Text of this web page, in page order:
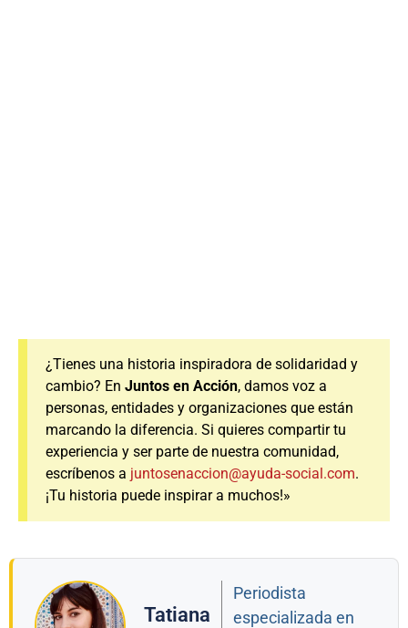
¿Tienes una historia inspiradora de solidaridad y
cambio? En Juntos en Acción, damos voz a
personas, entidades y organizaciones que están
marcando la diferencia. Si quieres compartir tu
experiencia y ser parte de nuestra comunidad,
escríbenos a juntosenaccion@ayuda-social.com.
¡Tu historia puede inspirar a muchos!»
Tatiana
Periodista
especializada en